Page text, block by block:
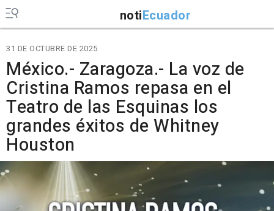
notiEcuador
31 DE OCTUBRE DE 2025
México.- Zaragoza.- La voz de
Cristina Ramos repasa en el
Teatro de las Esquinas los
grandes éxitos de Whitney
Houston